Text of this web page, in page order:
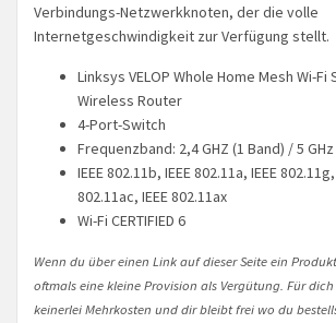
Verbindungs-Netzwerkknoten, der die volle
Internetgeschwindigkeit zur Verfügung stellt.
Linksys VELOP Whole Home Mesh Wi-Fi
Wireless Router
4-Port-Switch
Frequenzband: 2,4 GHZ (1 Band) / 5
IEEE 802.11b, IEEE 802.11a, IEEE
802.11ac, IEEE 802.11ax
Wi-Fi CERTIFIED 6
Wenn du über einen Link auf dieser Seite ein
oftmals eine kleine Provision als Vergütung. Für
keinerlei Mehrkosten und dir bleibt frei wo du